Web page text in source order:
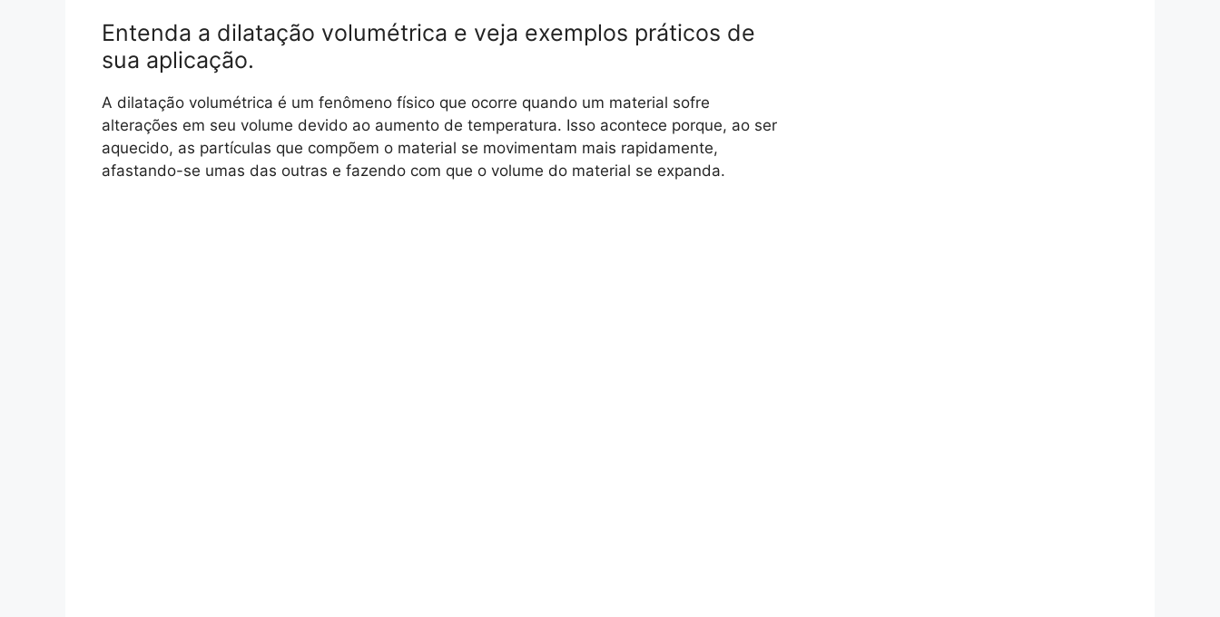
Entenda a dilatação volumétrica e veja exemplos práticos de
sua aplicação.
A dilatação volumétrica é um fenômeno físico que ocorre quando um material sofre
alterações em seu volume devido ao aumento de temperatura. Isso acontece porque, ao ser
aquecido, as partículas que compõem o material se movimentam mais rapidamente,
afastando-se umas das outras e fazendo com que o volume do material se expanda.